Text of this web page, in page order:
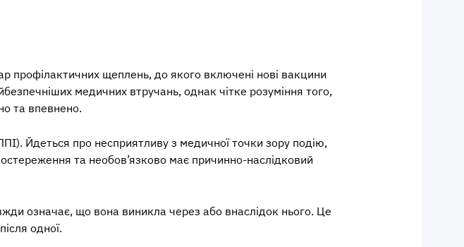
профілактичних щеплень, до якого включені нові вакцини
медичних втручань, однак чітке розуміння того,
та впевнено.
Йдеться про несприятливу з медичної точки зору подію,
та необов’язково має причинно-наслідковий
означає, що вона виникла через або внаслідок нього. Це
одної.